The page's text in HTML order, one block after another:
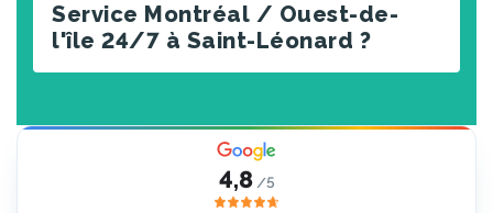
Service Montréal / Ouest-de-
l'île 24/7 à Saint-Léonard ?
4,8 /5